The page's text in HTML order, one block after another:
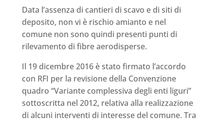
Data l’assenza di cantieri di scavo e di siti di
deposito, non vi è rischio amianto e nel
comune non sono quindi presenti punti di
rilevamento di fibre aerodisperse.
Il 19 dicembre 2016 è stato firmato l’accordo
con RFI per la revisione della Convenzione
quadro “Variante complessiva degli enti liguri”
sottoscritta nel 2012, relativa alla realizzazione
di alcuni interventi di interesse del comune. Tra